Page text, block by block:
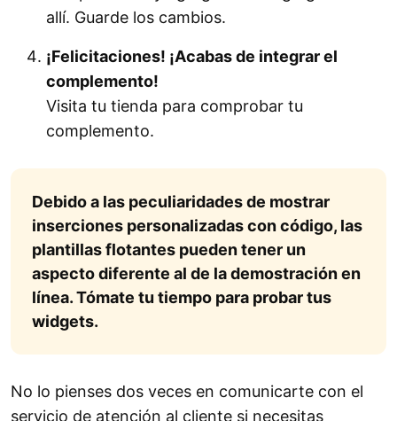
allí. Guarde los cambios.
¡Felicitaciones! ¡Acabas de integrar el
complemento!
Visita tu tienda para comprobar tu
complemento.
Debido a las peculiaridades de mostrar
inserciones personalizadas con código, las
plantillas flotantes pueden tener un
aspecto diferente al de la demostración en
línea. Tómate tu tiempo para probar tus
widgets.
No lo pienses dos veces en comunicarte con el
servicio de atención al cliente si necesitas